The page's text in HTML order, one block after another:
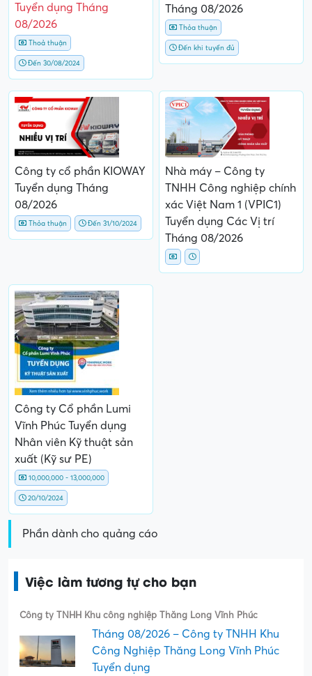
Tuyển dụng Tháng
08/2026
Thoả thuận
Đến 30/08/2024
Tháng 08/2026
Thỏa thuận
Đến khi tuyển đủ
Công ty cổ phần KIOWAY
Tuyển dụng Tháng
08/2026
Thỏa thuận Đến 31/10/2024
Nhà máy – Công ty
TNHH Công nghiệp chính
xác Việt Nam 1 (VPIC1)
Tuyển dụng Các Vị trí
Tháng 08/2026
Công ty Cổ phần Lumi
Vĩnh Phúc Tuyển dụng
Nhân viên Kỹ thuật sản
xuất (Kỹ sư PE)
10,000,000 - 13,000,000
20/10/2024
Phần dành cho quảng cáo
Việc làm tương tự cho bạn
Công ty TNHH Khu công nghiệp Thăng Long Vĩnh Phúc
Tháng 08/2026 – Công ty TNHH Khu
Công Nghiệp Thăng Long Vĩnh Phúc
Tuyển dụng